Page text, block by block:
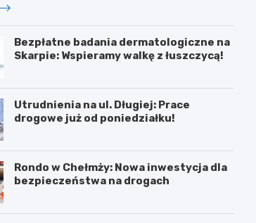
Bezpłatne badania dermatologiczne na
Skarpie: Wspieramy walkę z łuszczycą!
Utrudnienia na ul. Długiej: Prace
drogowe już od poniedziałku!
Rondo w Chełmży: Nowa inwestycja dla
bezpieczeństwa na drogach